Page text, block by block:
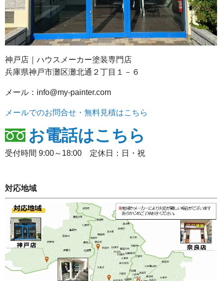
神戸店｜ハウスメーカー塗装専門店
兵庫県神戸市灘区灘北通２丁目１－６
メール：info@my-painter.com
メールでのお問合せ・無料見積はこちら
お電話はこちら
受付時間 9:00～18:00 定休日：日・祝
対応地域